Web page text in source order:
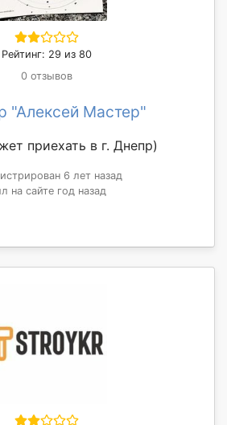
Рейтинг: 29 из 80
0 отзывов
"Алексей Мастер"
приехать в г. Днепр)
6 лет назад
на сайте год назад